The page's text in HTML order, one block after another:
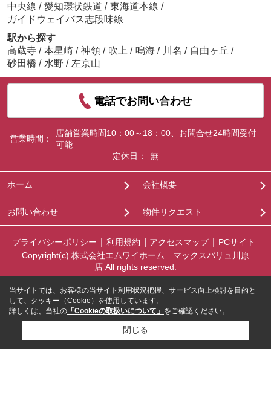
中央線 / 愛知環状鉄道 / 東海道本線 /
ガイドウェイバス志段味線
駅から探す
高蔵寺 / 本星崎 / 神領 / 吹上 / 鳴海 / 川名 / 自由ヶ丘 /
砂田橋 / 水野 / 左京山
電話でお問い合わせ
営業時間：
店舗営業時間10：00～18：00、お問合せ24時間受付
可能
定休日：
無
ホーム 会社概要
お問い合わせ 物件リクエスト
プライバシーポリシー 利用規約 アクセスマップ
PCサイト
Copyright(c) 株式会社エムワイホーム マックスバリュ川原
店 All rights reserved.
当サイトでは、お客様の当サイト利用状況把握、サービス向上検討を目的と
して、クッキー（Cookie）を使用しています。
詳しくは、当社の 「Cookieの取扱いについて」 をご確認ください。
閉じる